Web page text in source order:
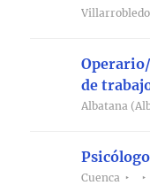
Villarrobledo
de
Albatana
Cuenca